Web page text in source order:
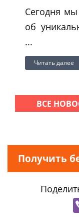
Сегодня
об
...
Читать далее
ВСЕ
Получить